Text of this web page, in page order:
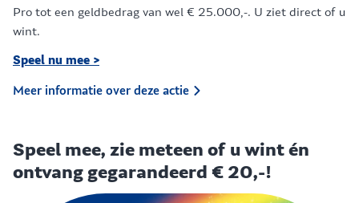
Pro tot een geldbedrag van wel € 25.000,-. U ziet direct of u
wint.
Speel nu mee >
Meer informatie over deze actie
Speel mee, zie meteen of u wint én
ontvang gegarandeerd € 20,-!